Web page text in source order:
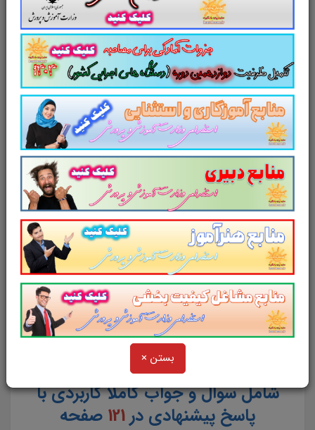
بستن ×
ایران
سوالات مصاحبه مشاغل تخصصی مدیریت دولتی بانک مرکزی جمهور اسلامی ایران جزوه آمادگی برای مصاحبه
مشاغل تخصصی مدیریت دولتی بانک مرکزی سوالات آمادگی برای مصاحبه مشاغل تخصصی مدیریت دولتی بانک
مرکزی کامل ترین مجموعه آمادگی برای مصاحبه استخدامی مشاغل تخصصی مدیریت دولتی بانک مرکزی
مجموعه کامل مصاحبه مشاغل تخصصی مدیریت دولتی بانک مرکزی دانلود pdf مصاحبه مشاغل تخصصی
مدیریت دولتی بانک مرکزی دانلود رایگان جزوه مصاحبه استخدامی مشاغل تخصصی مدیریت دولتی بانک مرکزی
پک کامل مصاحبه مشاغل تخصصی مدیریت دولتی بانک مرکزی بسته کامل مصاحبه قبول شدگان استخدامی
مشاغل تخصصی مدیریت دولتی بانک مرکزی مجموعه کامل جزوه آمادگی برای مصاحبه مشاغل تخصصی
مدیریت دولتی بانک مرکزی ایران
مجموعهسوالات آمادگی برای
مصاحبهکارشناس مشاغل تخصصی
مدیریت دولتی
شامل سوال و جواب کاملا کاربردی با
پاسخ پیشنهادی در121 صفحه